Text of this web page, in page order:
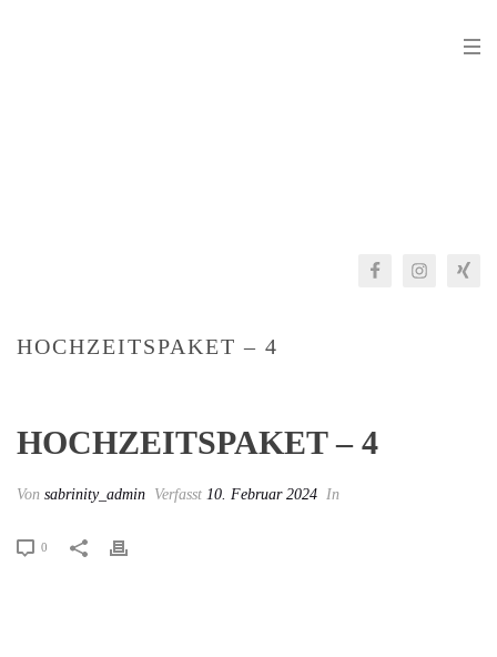
HOCHZEITSPAKET – 4
HOCHZEITSPAKET – 4
Von sabrinity_admin Verfasst 10. Februar 2024 In
0